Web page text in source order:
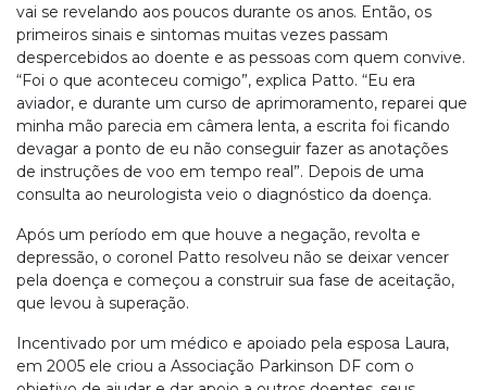
vai se revelando aos poucos durante os anos. Então, os
primeiros sinais e sintomas muitas vezes passam
despercebidos ao doente e as pessoas com quem convive.
“Foi o que aconteceu comigo”, explica Patto. “Eu era
aviador, e durante um curso de aprimoramento, reparei que
minha mão parecia em câmera lenta, a escrita foi ficando
devagar a ponto de eu não conseguir fazer as anotações
de instruções de voo em tempo real”. Depois de uma
consulta ao neurologista veio o diagnóstico da doença.
Após um período em que houve a negação, revolta e
depressão, o coronel Patto resolveu não se deixar vencer
pela doença e começou a construir sua fase de aceitação,
que levou à superação.
Incentivado por um médico e apoiado pela esposa Laura,
em 2005 ele criou a Associação Parkinson DF com o